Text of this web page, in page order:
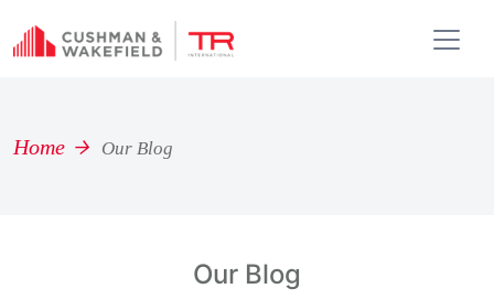
Home Our Blog
Our Blog